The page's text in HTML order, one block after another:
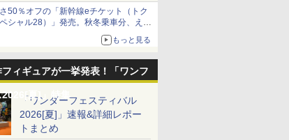
調整を実施
50％オフの「新幹線eチケット（トク
シャル28）」発売。秋冬乗車分、えき
もっと見る
フィギュアが一挙発表！「ワンフ
2026[夏]」特集
「ワンダーフェスティバル
2026[夏]」速報&詳細レポー
トまとめ